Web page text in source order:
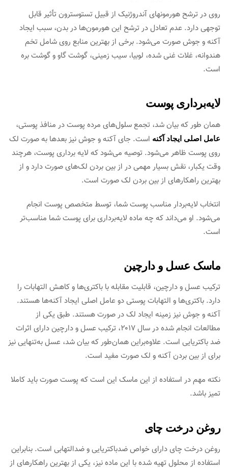
روی در ترشح هورمون­های آندروژنیک از قبیل تستوسترون تأثیر قابل
توجهی دارد. عدم تعادل در ترشح این هورمون‌‌ها در بدن، سبب ایجاد
آکنه و جوش صورت ‌‌می‌شود. برخی از بهترین منابع روی شامل تخم
هندوانه، غلات غنی شده، لوبیا، سیب زمینی، گوشت گاو و گوشت بره
است.
لایه‌برداری پوست
همان طور که بیان شد، تجمع سلول‌‌های مرده پوست در منافذ پوستی،
عامل اصلی ایجاد آکنه است. جای آکنه و جوش نیز بعدها به صورت لک
روی پوست ظاهر ‌‌می‌شود. توصیه ‌‌می‌شود که لایه برداری پوست، هرچند
وقت یکبار، نقش بسیار مهمی‌ در از بین بردن لک‌‌های صورت دارد و از
بهترین راهکارهای از بین بردن لک صورت است.
انتخاب لایه‌بردار مناسب پوست شما، توسط متخصص پوست انجام
‌‌می‌شود. او ‌‌می‌داند که چه ماده لایه‌برداری برای پوست شما مناسب‌تر
است.
ماسک عسل و دارچین
ترکیب عسل و دارچین، قابلیت مقابله با باکتری‌‌ها و کاهش التهابات را
دارد. باکتری‌‌ها و التهابات پوستی دو عامل اصلی ایجاد آکنه‌‌ها هستند.
آکنه و جوش نیز زمینه ایجاد لک در صورت هستند. طبق یکی از
مطالعات انجام شده در سال ۲۰۱۷، ترکیب عسل و دارچین دارای اثرات
ضد باکتریایی است. علاوه‌بر‌این همان‌طور که بیان شد، عسل به‌تنهایی نیز
برای از بین بردن آکنه و لک صورت مفید است.
نکته مهم در استفاده از این ماسک این است که پوست صورت باید کاملا
تمیز باشد.
روغن درخت چای
روغن درخت چای دارای خواص ضد‌باکتریایی و ضد‌التهابی است. بنابراین
استفاده از محلول تهیه شده با این ماده نیز، یکی از بهترین راهکارهای از